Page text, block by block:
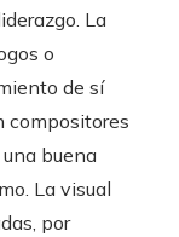
La
o
de sí
compositores
buena
La visual
por